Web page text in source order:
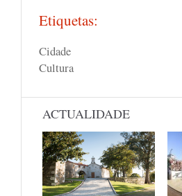
Etiquetas:
Cidade
Cultura
ACTUALIDADE